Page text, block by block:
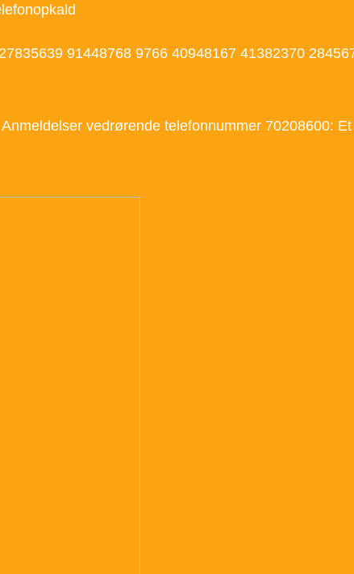
91448768 9766 40948167 41382370
vedrørende telefonnummer 70208600: